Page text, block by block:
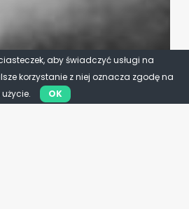
aby świadczyć usługi na
korzystanie z niej oznacza zgodę na
OK